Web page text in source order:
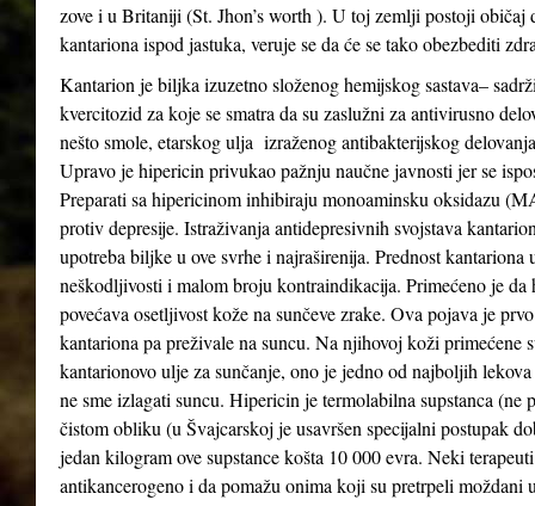
zove i u Britaniji (St. Jhon’s worth ). U toj zemlji postoji običaj
kantariona ispod jastuka, veruje se da će se tako obezbediti
Kantarion je biljka izuzetno složenog hemijskog sastava–
kvercitozid za koje se smatra da su zaslužni za antivirusno
nešto smole, etarskog ulja izraženog antibakterijskog
Upravo je hipericin privukao pažnju naučne javnosti jer se
Preparati sa hipericinom inhibiraju monoaminsku oksidazu
protiv depresije. Istraživanja antidepresivnih svojstava
upotreba biljke u ove svrhe i najraširenija. Prednost kantariona
neškodljivosti i malom broju kontraindikacija. Primećeno je
povećava osetljivost kože na sunčeve zrake. Ova pojava je
kantariona pa preživale na suncu. Na njihovoj koži primećene
kantarionovo ulje za sunčanje, ono je jedno od najboljih
ne sme izlagati suncu. Hipericin je termolabilna supstanca (ne
čistom obliku (u Švajcarskoj je usavršen specijalni postupak
jedan kilogram ove supstance košta 10 000 evra. Neki
antikancerogeno i da pomažu onima koji su pretrpeli moždani